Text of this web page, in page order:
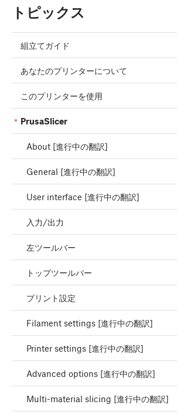
トピックス
組立てガイド
あなたのプリンターについて
このプリンターを使用
PrusaSlicer
About [進行中の翻訳]
General [進行中の翻訳]
User interface [進行中の翻訳]
入力/出力
左ツールバー
トップツールバー
プリント設定
Filament settings [進行中の翻訳]
Printer settings [進行中の翻訳]
Advanced options [進行中の翻訳]
Multi-material slicing [進行中の翻訳]